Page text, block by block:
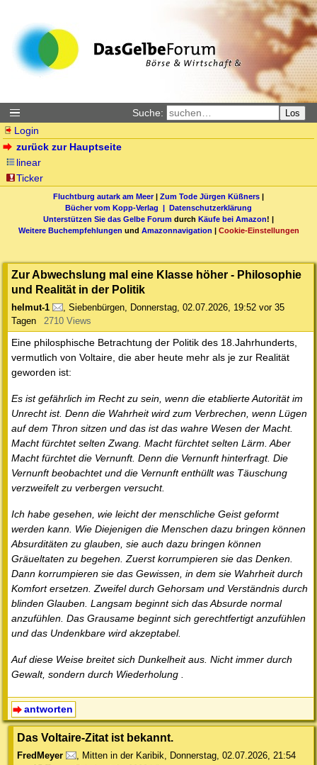
Suche: Los
Login
zurück zur Hauptseite
linear
Ticker
Fluchtburg autark am Meer| Zum Tode Jürgen Küßners |
Bücher vom Kopp-Verlag | Datenschutzerklärung
Unterstützen Sie das Gelbe Forum durch Käufe bei Amazon! |
Weitere Buchempfehlungen und Amazonnavigation | Cookie-Einstellungen
Zur Abwechslung mal eine Klasse höher - Philosophie
und Realität in der Politik
helmut-1 , Siebenbürgen, Donnerstag, 02.07.2026, 19:52 vor 35
Tagen
2710 Views
Eine philosphische Betrachtung der Politik des 18.Jahrhunderts,
vermutlich von Voltaire, die aber heute mehr als je zur Realität
geworden ist:
Es ist gefährlich im Recht zu sein, wenn die etablierte Autorität im
Unrecht ist. Denn die Wahrheit wird zum Verbrechen, wenn Lügen
auf dem Thron sitzen und das ist das wahre Wesen der Macht.
Macht fürchtet selten Zwang. Macht fürchtet selten Lärm. Aber
Macht fürchtet die Vernunft. Denn die Vernunft hinterfragt. Die
Vernunft beobachtet und die Vernunft enthüllt was Täuschung
verzweifelt zu verbergen versucht.
Ich habe gesehen, wie leicht der menschliche Geist geformt
werden kann. Wie Diejenigen die Menschen dazu bringen können
Absurditäten zu glauben, sie auch dazu bringen können
Gräueltaten zu begehen. Zuerst korrumpieren sie das Denken.
Dann korrumpieren sie das Gewissen, in dem sie Wahrheit durch
Komfort ersetzen. Zweifel durch Gehorsam und Verständnis durch
blinden Glauben. Langsam beginnt sich das Absurde normal
anzufühlen. Das Grausame beginnt sich gerechtfertigt anzufühlen
und das Undenkbare wird akzeptabel.
Auf diese Weise breitet sich Dunkelheit aus. Nicht immer durch
Gewalt, sondern durch Wiederholung .
antworten
Das Voltaire-Zitat ist bekannt.
FredMeyer , Mitten in der Karibik, Donnerstag, 02.07.2026, 21:54